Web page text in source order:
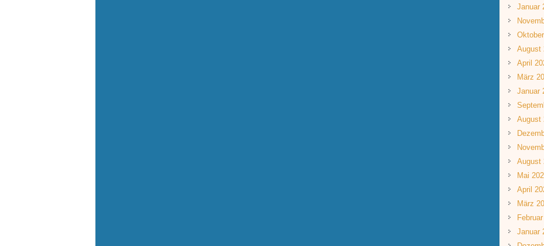
Januar
August
April
März
Januar
August
August
Mai
April
März
Januar